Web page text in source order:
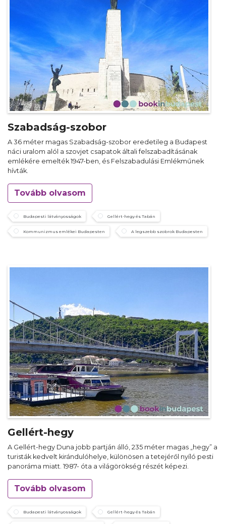
Szabadság-szobor
A 36 méter magas Szabadság-szobor eredetileg a Budapest
náci uralom alól a szovjet csapatok általi felszabadításának
emlékére emelték 1947-ben, és Felszabadulási Emlékműnek
hívták.
Tovább olvasom
Budapesti látványosságok Gellért-hegy és Tabán
Kommunizmus emlékei Budapesten A legszebb szobrok Budapesten
Gellért-hegy
A Gellért-hegy Duna jobb partján álló, 235 méter magas „hegy” a
turisták kedvelt kirándulóhelye, különösen a tetejéről nyíló pesti
panoráma miatt. 1987- óta a világörökség részét képezi.
Tovább olvasom
Budapesti látványosságok Gellért-hegy és Tabán